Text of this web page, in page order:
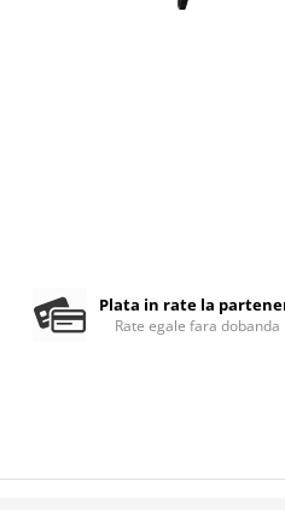
Plata in rate la
Rate egale fara dobanda